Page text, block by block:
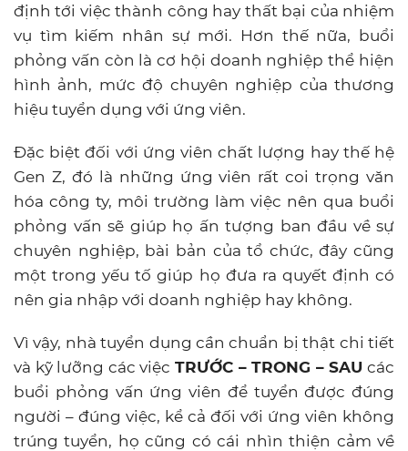
định tới việc thành công hay thất bại của nhiệm
vụ tìm kiếm nhân sự mới. Hơn thế nữa, buổi
phỏng vấn còn là cơ hội doanh nghiệp thể hiện
hình ảnh, mức độ chuyên nghiệp của thương
hiệu tuyển dụng với ứng viên.
Đặc biệt đối với ứng viên chất lượng hay thế hệ
Gen Z, đó là những ứng viên rất coi trọng văn
hóa công ty, môi trường làm việc nên qua buổi
phỏng vấn sẽ giúp họ ấn tượng ban đầu về sự
chuyên nghiệp, bài bản của tổ chức, đây cũng
một trong yếu tố giúp họ đưa ra quyết định có
nên gia nhập với doanh nghiệp hay không.
Vì vậy, nhà tuyển dụng cần chuẩn bị thật chi tiết
và kỹ lưỡng các việc TRƯỚC – TRONG – SAU các
buổi phỏng vấn ứng viên để tuyển được đúng
người – đúng việc, kể cả đối với ứng viên không
trúng tuyển, họ cũng có cái nhìn thiện cảm về